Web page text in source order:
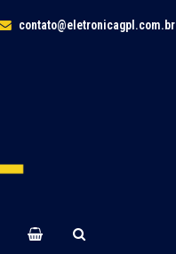
contato@eletronicagpl.com.br